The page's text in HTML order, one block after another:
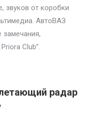
звуков от коробки
АвтоВАЗ
Club”.
радар